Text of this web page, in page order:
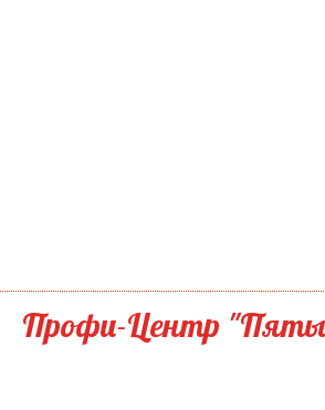
Профи-Центр